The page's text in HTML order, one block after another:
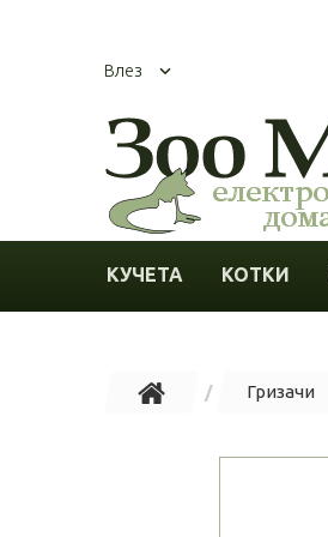
Влез
КУЧЕТА КОТКИ
Гризачи